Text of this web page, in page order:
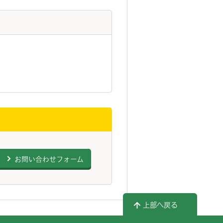
お問い合わせフォーム
上部へ戻る